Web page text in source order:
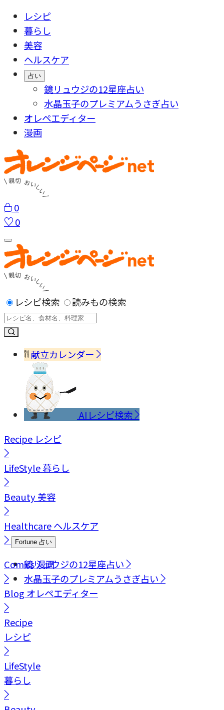
レシピ
暮らし
美容
ヘルスケア
占い
鏡リュウジの12星座占い
水晶玉子のプレミアムうさぎ占い
オレペエディター
漫画
0
0
レシピ検索 読みもの検索
献立カレンダー
AIレシピ検索
Recipe レシピ
LifeStyle暮らし
Beauty美容
Healthcareヘルスケア
Fortune 占い
鏡リュウジの12星座占い
水晶玉子のプレミアムうさぎ占い
Comics漫画
Blog オレペエディター
Recipe
レシピ
LifeStyle
暮らし